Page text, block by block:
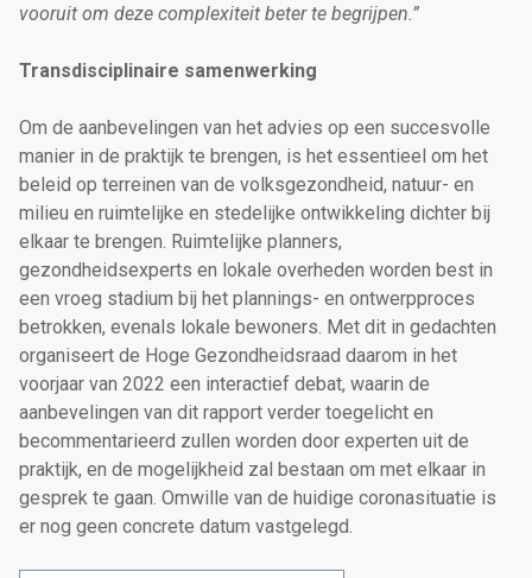
vooruit om deze complexiteit beter te begrijpen.”
Transdisciplinaire samenwerking
Om de aanbevelingen van het advies op een succesvolle
manier in de praktijk te brengen, is het essentieel om het
beleid op terreinen van de volksgezondheid, natuur- en
milieu en ruimtelijke en stedelijke ontwikkeling dichter bij
elkaar te brengen. Ruimtelijke planners,
gezondheidsexperts en lokale overheden worden best in
een vroeg stadium bij het plannings- en ontwerpproces
betrokken, evenals lokale bewoners. Met dit in gedachten
organiseert de Hoge Gezondheidsraad daarom in het
voorjaar van 2022 een interactief debat, waarin de
aanbevelingen van dit rapport verder toegelicht en
becommentarieerd zullen worden door experten uit de
praktijk, en de mogelijkheid zal bestaan om met elkaar in
gesprek te gaan. Omwille van de huidige coronasituatie is
er nog geen concrete datum vastgelegd.